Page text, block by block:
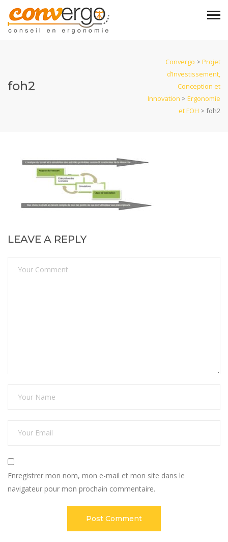
foh2
Convergo > Projet
d’Investissement,
Conception et
Innovation > Ergonomie
et FOH > foh2
LEAVE A REPLY
Enregistrer mon nom, mon e-mail et mon site dans le
navigateur pour mon prochain commentaire.